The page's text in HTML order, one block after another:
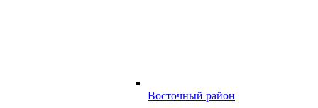
Восточный район